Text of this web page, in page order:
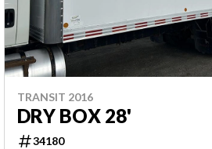
TRANSIT 2016
DRY BOX 28'
34180